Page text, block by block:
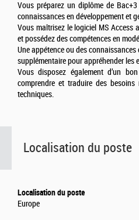
Vous préparez un diplôme de
connaissances en développement et
Vous maîtrisez le logiciel MS Access
et possédez des compétences en
Une appétence ou des
supplémentaire pour appréhender les
Vous disposez également d’un
comprendre et traduire des
techniques.
Localisation du poste
Localisation du poste
Europe